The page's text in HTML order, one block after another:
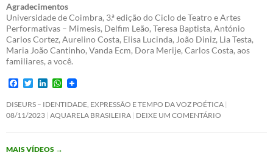
Agradecimentos
Universidade de Coimbra, 3.ª edição do Ciclo de Teatro e Artes
Performativas – Mimesis, Delfim Leão, Teresa Baptista, António
Carlos Cortez, Aurelino Costa, Elisa Lucinda, João Diniz, Lia Testa,
Maria João Cantinho, Vanda Ecm, Dora Merije, Carlos Costa, aos
familiares, a você.
F
c
e
o
k
T
i
t
e
n
k
d
n
W
a
t
A
DISEURS – IDENTIDADE, EXPRESSÃO E TEMPO DA VOZ POÉTICA
08/11/2023 AQUARELA BRASILEIRA DEIXE UM COMENTÁRIO
MAIS VÍDEOS →